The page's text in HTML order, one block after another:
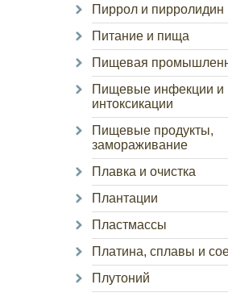
Пиррол и пирролидин
Питание и пища
Пищевая
Пищевые инфекции и
интоксикации
Пищевые продукты,
замораживание
Плавка и очистка
Плантации
Пластмассы
Платина, сплавы и
Плутоний